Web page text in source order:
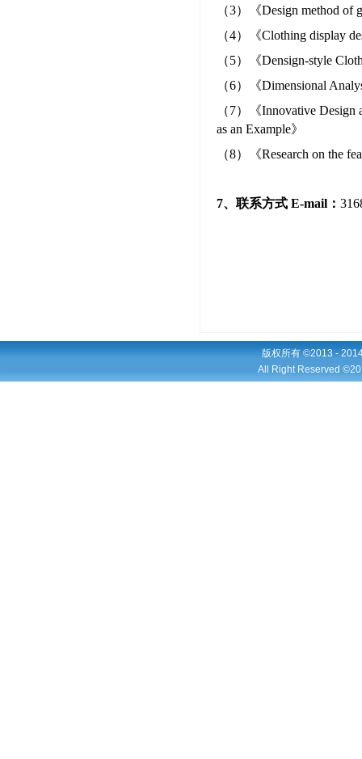
（3）《Design method of
（4）《Clothing display
（5）《Densign-style
（6）《Dimensional
（7）《Innovative Design
as an Example》
（8）《Research on the
7、联系方式 E-mail：
版权所有 ©2013 -
All Right Reserved